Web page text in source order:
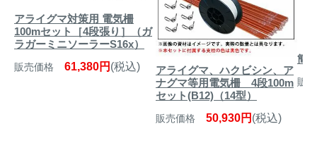
アライグマ対策用 電気柵
100mセット［4段張り］（ガ
ラガーミニソーラーS16x）
販売価格 61,380円 (税込)
アライグマ、ハクビシン、ア
ナグマ等用電気柵 4段100m
セット(B12)（14型）
販売価格 50,930円 (税込)
簡
販